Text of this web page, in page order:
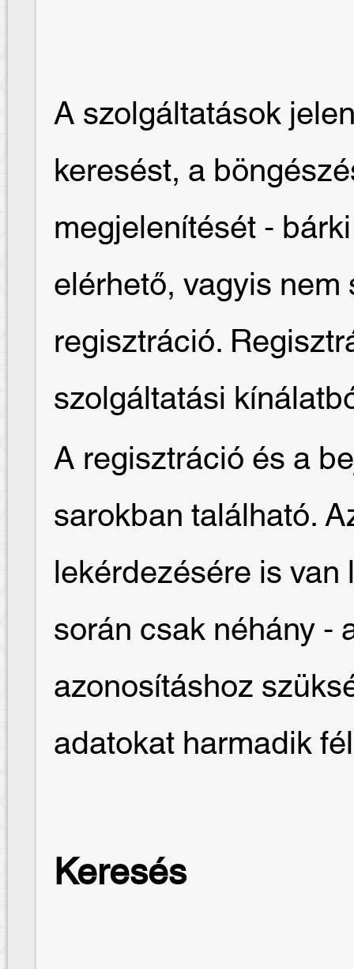
A szolgáltatások
keresést, a
megjelenítését -
elérhető, vagyis
regisztráció.
szolgáltatási
A regisztráció és a
sarokban található.
lekérdezésére is
során csak néhány -
azonosításhoz
adatokat harmadik
Keresés